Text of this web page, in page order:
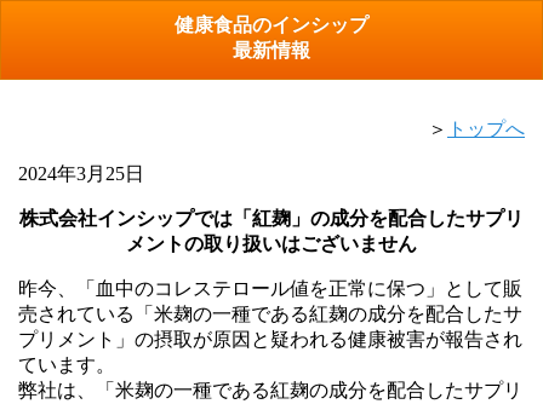
健康食品のインシップ
最新情報
＞ トップへ
2024年3月25日
株式会社インシップでは「紅麹」の成分を配合したサプリ
メントの取り扱いはございません
昨今、「血中のコレステロール値を正常に保つ」として販
売されている「米麹の一種である紅麹の成分を配合したサ
プリメント」の摂取が原因と疑われる健康被害が報告され
ています。
弊社は、「米麹の一種である紅麹の成分を配合したサプリ